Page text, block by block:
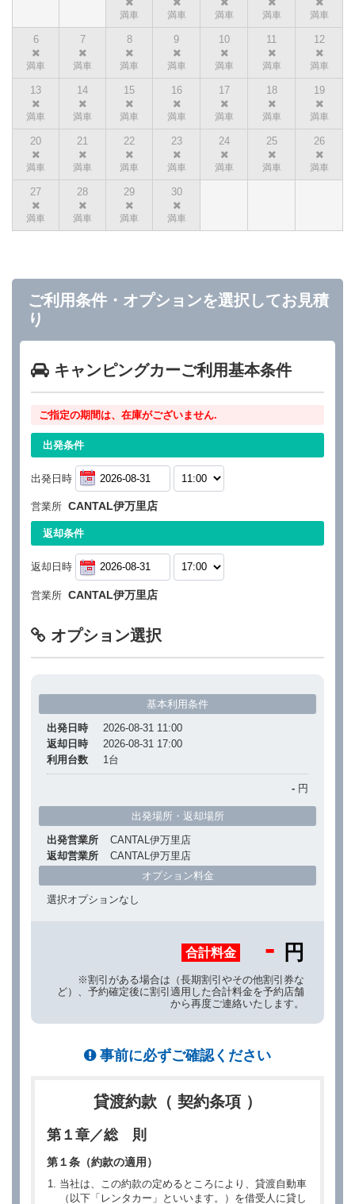
6 7 8 9 10 11 12
13 14 15 16 17 18 19
20 21 22 23 24 25 26
27 28 29 30
ご利用条件・オプションを選択してお見積
り
キャンピングカーご利用基本条件
ご指定の期間は、在庫がございません.
出発条件
出発日時
営業所 CANTAL伊万里店
返却条件
返却日時
営業所 CANTAL伊万里店
オプション選択
基本利用条件
出発日時
2026-08-31 11:00
返却日時
2026-08-31 17:00
利用台数
1 台
- 円
出発場所・返却場所
出発営業所
CANTAL伊万里店
返却営業所
CANTAL伊万里店
オプション料金
選択オプションなし
合計料金 - 円
※割引がある場合は（長期割引やその他割引券な
ど）、予約確定後に割引適用した合計料金を予約店舗
から再度ご連絡いたします。
事前に必ずご確認ください
貸渡約款（ 契約条項 ）
第１章／総 則
第１条（約款の適用）
当社は、この約款の定めるところにより、貸渡自動車
（以下「レンタカー」といいます。）を借受人に貸し